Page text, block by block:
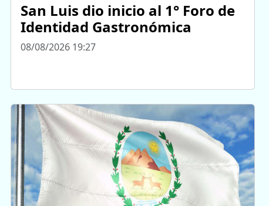
San Luis dio inicio al 1° Foro de
Identidad Gastronómica
08/08/2026 19:27